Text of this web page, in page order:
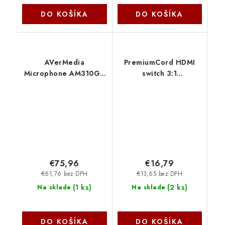
DO KOŠÍKA DO KOŠÍKA
AVerMedia
Microphone AM310G2
Na sklade (1 ks)
€61,76 bez DPH
€75,96
DO KOŠÍKA
PremiumCord HDMI
switch 3:1
Na sklade (2 ks)
€13,65 bez DPH
€16,79
DO KOŠÍKA